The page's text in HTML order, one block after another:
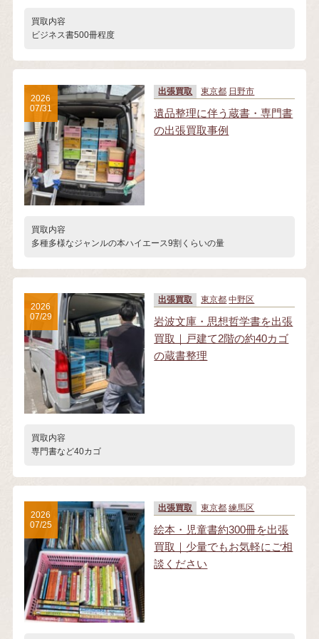
買取内容
ビジネス書500冊程度
出張買取 東京都 日野市
遺品整理に伴う蔵書・専門書
の出張買取事例
買取内容
多種多様なジャンルの本ハイエース9割くらいの量
2026
07/31
出張買取 東京都 中野区
岩波文庫・思想哲学書を出張
買取｜戸建て2階の約40カゴ
の蔵書整理
買取内容
専門書など40カゴ
2026
07/29
出張買取 東京都 練馬区
絵本・児童書約300冊を出張
買取｜少量でもお気軽にご相
談ください
2026
07/25